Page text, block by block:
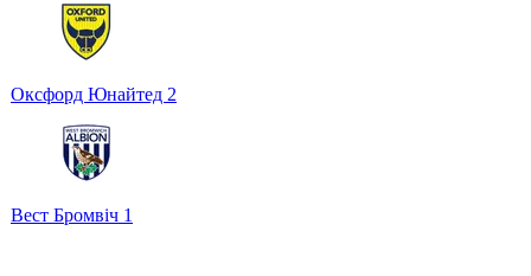
Оксфорд Юнайтед 2
Вест Бромвіч 1